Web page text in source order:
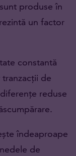
produse în
un factor
constantă
de
reduse
îndeaproape
de